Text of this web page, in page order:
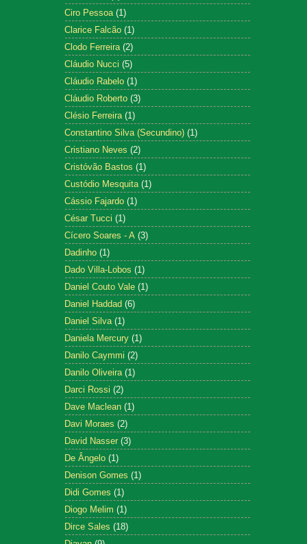
Ciro Pessoa (1)
Clarice Falcão (1)
Clodo Ferreira (2)
Cláudio Nucci (5)
Cláudio Rabelo (1)
Cláudio Roberto (3)
Clésio Ferreira (1)
Constantino Silva (Secundino) (1)
Cristiano Neves (2)
Cristóvão Bastos (1)
Custódio Mesquita (1)
Cássio Fajardo (1)
César Tucci (1)
Cícero Soares - A (3)
Dadinho (1)
Dado Villa-Lobos (1)
Daniel Couto Vale (1)
Daniel Haddad (6)
Daniel Silva (1)
Daniela Mercury (1)
Danilo Caymmi (2)
Danilo Oliveira (1)
Darci Rossi (2)
Dave Maclean (1)
Davi Moraes (2)
David Nasser (3)
De Ângelo (1)
Denison Gomes (1)
Didi Gomes (1)
Diogo Melim (1)
Dirce Sales (18)